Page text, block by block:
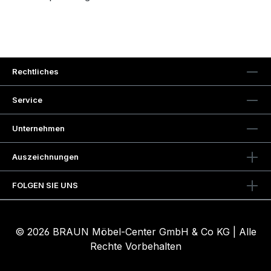
Rechtliches
Service
Unternehmen
Auszeichnungen
FOLGEN SIE UNS
© 2026 BRAUN Möbel-Center GmbH & Co KG | Alle
Rechte Vorbehalten